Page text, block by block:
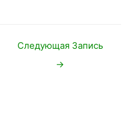
Следующая Запись
→